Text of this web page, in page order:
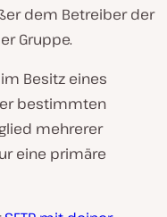
dem Betreiber der
Gruppe.
Besitz eines
bestimmten
mehrerer
eine primäre